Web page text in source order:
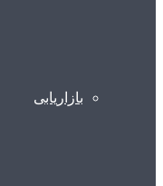
بازاریابی